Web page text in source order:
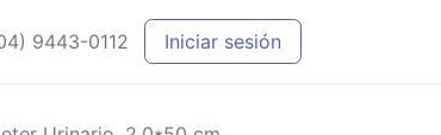
9443-0112 Iniciar sesión